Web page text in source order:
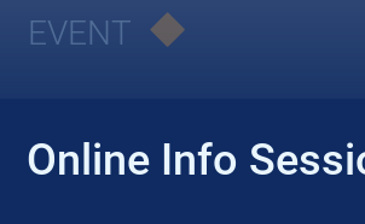
EVENT
Online Info